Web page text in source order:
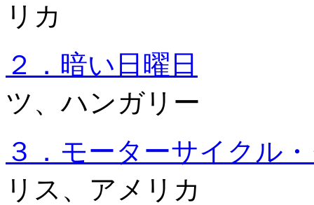
リカ
２．暗い日曜日
ツ、ハンガリー
３．モーターサイクル
リス、アメリカ